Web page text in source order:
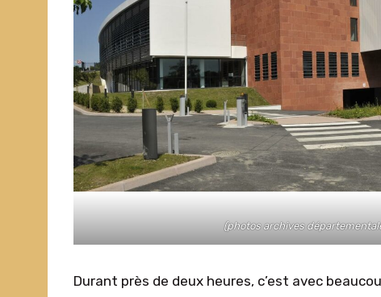
(photos archives
Durant près de deux heures, c’est avec